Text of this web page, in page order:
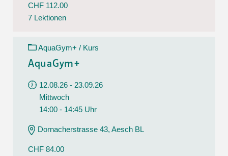
CHF 112.00
7 Lektionen
AquaGym+ / Kurs
AquaGym+
12.08.26 - 23.09.26
Mittwoch
14:00 - 14:45 Uhr
Dornacherstrasse 43, Aesch BL
CHF 84.00